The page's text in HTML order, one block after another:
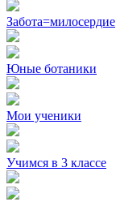
Забота=милосердие
Юные ботаники
Мои ученики
Учимся в 3 классе